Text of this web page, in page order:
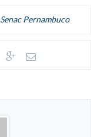
Senac Pernambuco